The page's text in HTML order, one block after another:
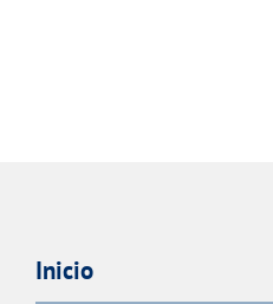
Inicio